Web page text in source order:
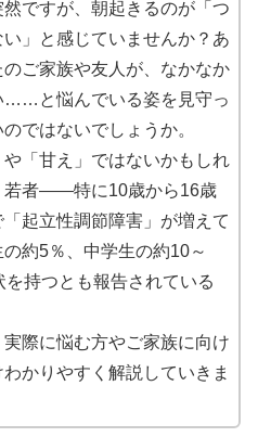
ですが、朝起きるのが「つ
」と感じていませんか？あ
ご家族や友人が、なかなか
……と悩んでいる姿を見守っ
ではないでしょうか。
「甘え」ではないかもしれ
若者――特に10歳から16歳
起立性調節障害」が増えて
約5％、中学生の約10～
持つとも報告されている
際に悩む方やご家族に向け
かりやすく解説していきま